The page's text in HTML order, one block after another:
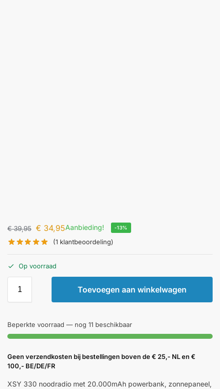
Aanbieding!
€39,95 € 34,95 -13%
(1 klantbeoordeling)
Op voorraad
Toevoegen aan winkelwagen
Beperkte voorraad — nog 11 beschikbaar
Geen verzendkosten bij bestellingen boven de € 25,- NL en €
100,- BE/DE/FR
XSY 330 noodradio met 20.000mAh powerbank, zonnepaneel,